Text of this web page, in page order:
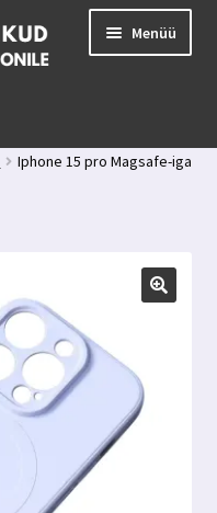
Menüü
Iphone 15 pro Magsafe-iga